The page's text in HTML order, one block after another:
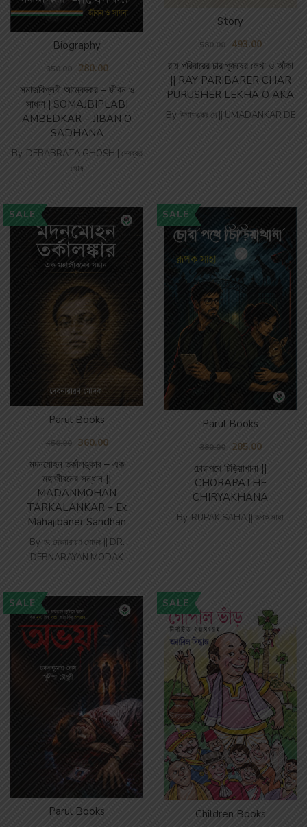
সমাজবিপ্লবী আম্বেদকর – জীবন ও
সাধনা | SOMAJBIPLABI
AMBEDKAR – JIBAN O
SADHANA
Biography
350.00 280.00
By DEBABRATA GHOSH | দেবব্রত
ঘোষ
রায় পরিবারের চার পুরুষের লেখা ও আঁকা
|| RAY PARIBARER CHAR
PURUSHER LEKHA O AKA
Story
580.00 493.00
By উমাশঙ্কর দে || UMADANKAR DE
SALE
মদনমোহন তর্কালঙ্কার – এক
মহাজীবনের সন্ধান ||
MADANMOHAN
TARKALANKAR – Ek
Mahajibaner Sandhan
Parul Books
450.00 360.00
By ড. দেবনারায়ণ মোদক || DR.
DEBNARAYAN MODAK
SALE
চোরাপথে চিড়িয়াখানা ||
CHORAPATHE
CHIRYAKHANA
Parul Books
380.00 285.00
By RUPAK SAHA || রূপক সাহা
SALE
Parul Books
SALE
Children Books